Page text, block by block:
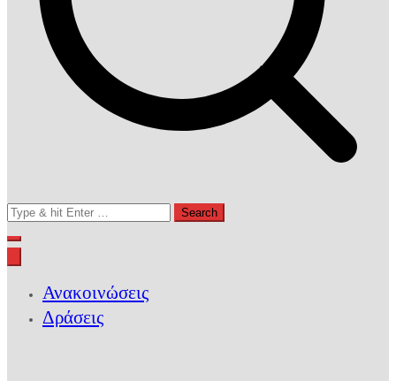
Search
for:
Ανακοινώσεις
Δράσεις